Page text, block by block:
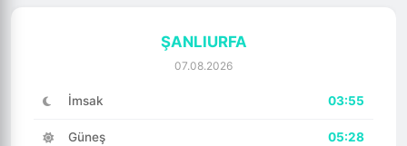
ŞANLIURFA
07.08.2026
İmsak 03:55
Güneş 05:28